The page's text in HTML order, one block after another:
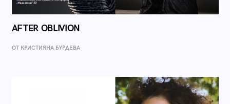
AFTER OBLIVION
ОТ КРИСТИЯНА БУРДЕВА